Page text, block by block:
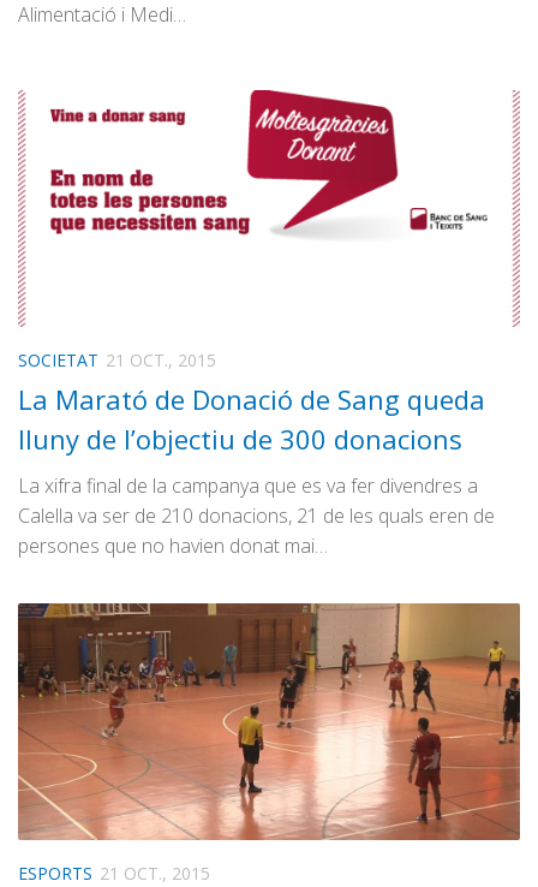
Alimentació i Medi…
SOCIETAT 21 OCT., 2015
La Marató de Donació de Sang queda
lluny de l’objectiu de 300 donacions
La xifra final de la campanya que es va fer divendres a
Calella va ser de 210 donacions, 21 de les quals eren de
persones que no havien donat mai…
ESPORTS 21 OCT., 2015